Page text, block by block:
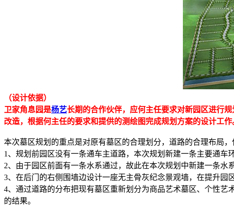
（设计依据）
卫家角息园是杨艺长期的合作伙伴，应何主任要求对新园区进行
改造，根据何主任的要求和提供的测绘图完成规划方案的设计工作
本次墓区规划的重点是对原有墓区的合理划分，道路的合理布局
1、规划前园区没有一条通车主道路，本次规划新建一条主要通车
2、由于园区前面有一条水系通过，故此在本次规划中新建一条水
3、在后门的右侧围墙边设计一座无主骨灰纪念景观墙，在提升园
4、通过道路的分布把现有墓区重新划分为商品艺术墓区、个性
的结果。